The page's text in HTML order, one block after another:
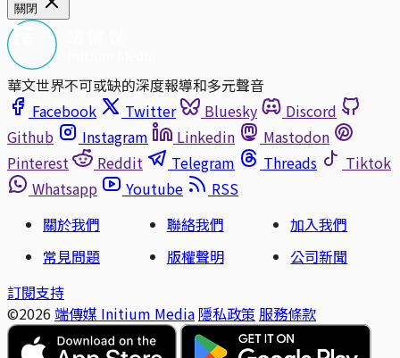
關閉
華文世界不可或缺的深度報導和多元聲音
Facebook
Twitter Bluesky
Discord
Github
Instagram Linkedin
Mastodon
Pinterest
Reddit Telegram Threads
Tiktok
Whatsapp
Youtube
RSS
關於我們
聯絡我們
加入我們
常見問題
版權聲明
公司新聞
訂閱支持
©2026 端傳媒 Initium Media 隱私政策 服務條款